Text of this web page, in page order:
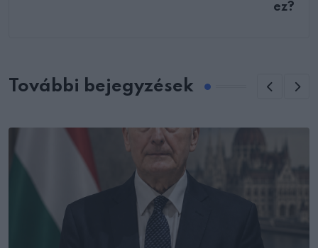
ez?
További bejegyzések